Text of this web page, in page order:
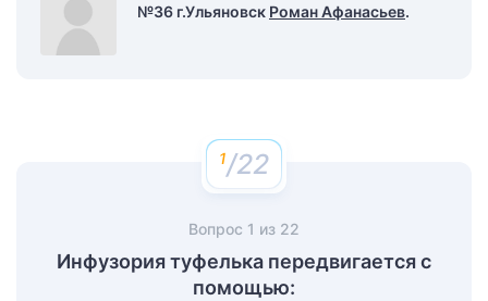
№36 г.Ульяновск Роман Афанасьев.
/22
Вопрос 1 из 22
Инфузория туфелька передвигается с
помощью: